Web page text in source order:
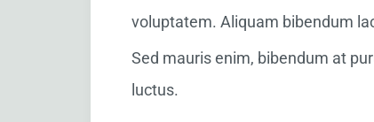
voluptatem. Aliquam bibendum
Sed mauris enim, bibendum at
luctus.